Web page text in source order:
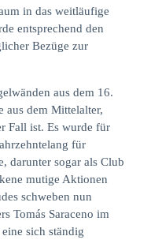
in das weitläufige
entsprechend den
Bezüge zur
aus dem 16.
aus dem Mittelalter,
Fall ist. Es wurde für
für
darunter sogar als Club
mutige Aktionen
schweben nun
Tomás Saraceno im
sich ständig